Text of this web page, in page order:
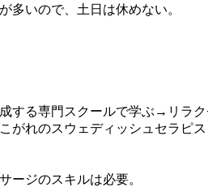
いので、土日は休めない。
する専門スクールで学ぶ→リラク
れのスウェディッシュセラピス
ジのスキルは必要。